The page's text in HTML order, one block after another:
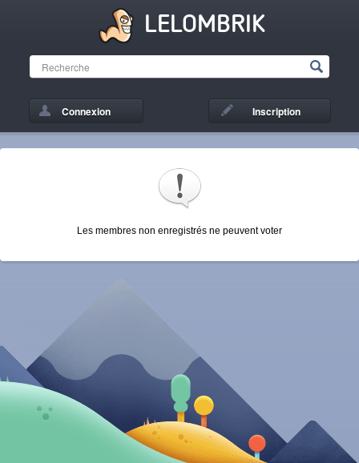
LELOMBRIK
Connexion Inscription
Les membres non enregistrés ne peuvent voter